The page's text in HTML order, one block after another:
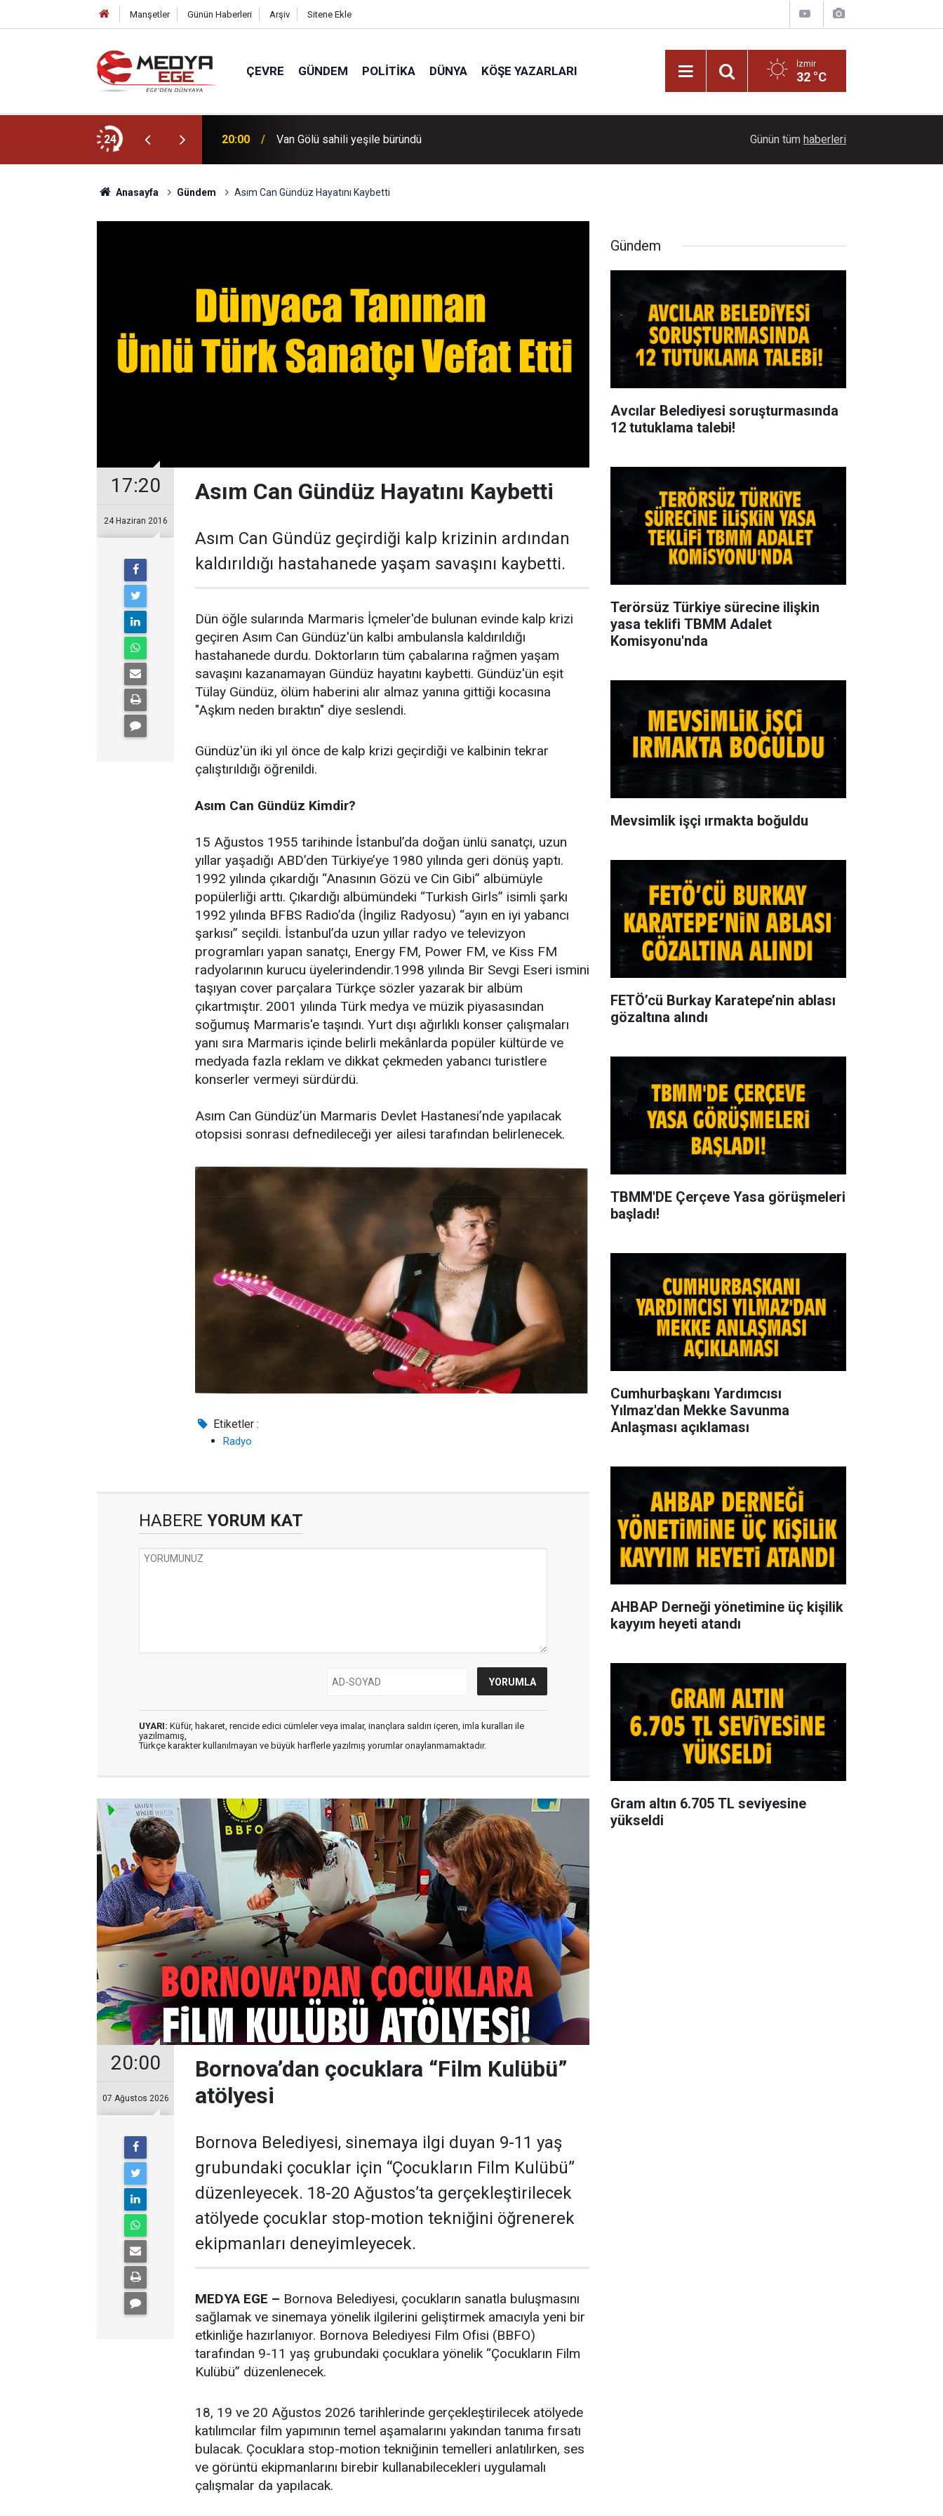
Manşetler Günün Haberleri Arşiv Sitene Ekle
ÇEVRE GÜNDEM POLITIKA DÜNYA KÖŞE YAZARLARI İzmir
32 °C
24 20:00 Van Gölü sahili yeşile büründü Bayraklı'da vatandaşların şikayet ettiği çöp
Günün tüm haberleri
Anasayfa Gündem Asım Can Gündüz Hayatını Kaybetti
17:20
24 Haziran 2016
Asım Can Gündüz Hayatını Kaybetti
Asım Can Gündüz geçirdiği kalp krizinin ardından
kaldırıldığı hastahanede yaşam savaşını kaybetti.
Dün öğle sularında Marmaris İçmeler'de bulunan evinde kalp krizi
geçiren Asım Can Gündüz'ün kalbi ambulansla kaldırıldığı
hastahanede durdu. Doktorların tüm çabalarına rağmen yaşam
savaşını kazanamayan Gündüz hayatını kaybetti. Gündüz'ün eşit
Tülay Gündüz, ölüm haberini alır almaz yanına gittiği kocasına
"Aşkım neden bıraktın" diye seslendi.
Gündüz'ün iki yıl önce de kalp krizi geçirdiği ve kalbinin tekrar
çalıştırıldığı öğrenildi.
Asım Can Gündüz Kimdir?
15 Ağustos 1955 tarihinde İstanbul’da doğan ünlü sanatçı, uzun
yıllar yaşadığı ABD’den Türkiye’ye 1980 yılında geri dönüş yaptı.
1992 yılında çıkardığı “Anasının Gözü ve Cin Gibi” albümüyle
popülerliği arttı. Çıkardığı albümündeki “Turkish Girls” isimli şarkı
1992 yılında BFBS Radio’da (İngiliz Radyosu) “ayın en iyi yabancı
şarkısı” seçildi. İstanbul’da uzun yıllar radyo ve televizyon
programları yapan sanatçı, Energy FM, Power FM, ve Kiss FM
radyolarının kurucu üyelerindendir.1998 yılında Bir Sevgi Eseri ismini
taşıyan cover parçalara Türkçe sözler yazarak bir albüm
çıkartmıştır. 2001 yılında Türk medya ve müzik piyasasından
soğumuş Marmaris'e taşındı. Yurt dışı ağırlıklı konser çalışmaları
yanı sıra Marmaris içinde belirli mekânlarda popüler kültürde ve
medyada fazla reklam ve dikkat çekmeden yabancı turistlere
konserler vermeyi sürdürdü.
Asım Can Gündüz’ün Marmaris Devlet Hastanesi’nde yapılacak
otopsisi sonrası defnedileceği yer ailesi tarafından belirlenecek.
Etiketler :
Radyo
HABERE YORUM KAT
UYARI: Küfür, hakaret, rencide edici cümleler veya imalar, inançlara saldırı içeren, imla kuralları ile
yazılmamış,
Türkçe karakter kullanılmayan ve büyük harflerle yazılmış yorumlar onaylanmamaktadır.
20:00
07 Ağustos 2026
Bornova’dan çocuklara “Film Kulübü”
atölyesi
Bornova Belediyesi, sinemaya ilgi duyan 9-11 yaş
grubundaki çocuklar için “Çocukların Film Kulübü”
düzenleyecek. 18-20 Ağustos’ta gerçekleştirilecek
atölyede çocuklar stop-motion tekniğini öğrenerek
ekipmanları deneyimleyecek.
MEDYA EGE – Bornova Belediyesi, çocukların sanatla buluşmasını
sağlamak ve sinemaya yönelik ilgilerini geliştirmek amacıyla yeni bir
etkinliğe hazırlanıyor. Bornova Belediyesi Film Ofisi (BBFO)
tarafından 9-11 yaş grubundaki çocuklara yönelik “Çocukların Film
Kulübü” düzenlenecek.
18, 19 ve 20 Ağustos 2026 tarihlerinde gerçekleştirilecek atölyede
katılımcılar film yapımının temel aşamalarını yakından tanıma fırsatı
bulacak. Çocuklara stop-motion tekniğinin temelleri anlatılırken, ses
ve görüntü ekipmanlarını birebir kullanabilecekleri uygulamalı
çalışmalar da yapılacak.
Gündem
Avcılar Belediyesi soruşturmasında
12 tutuklama talebi!
Terörsüz Türkiye sürecine ilişkin
yasa teklifi TBMM Adalet
Komisyonu'nda
Mevsimlik işçi ırmakta boğuldu
FETÖ’cü Burkay Karatepe’nin ablası
gözaltına alındı
TBMM'DE Çerçeve Yasa görüşmeleri
başladı!
Cumhurbaşkanı Yardımcısı
Yılmaz'dan Mekke Savunma
Anlaşması açıklaması
AHBAP Derneği yönetimine üç kişilik
kayyım heyeti atandı
Gram altın 6.705 TL seviyesine
yükseldi